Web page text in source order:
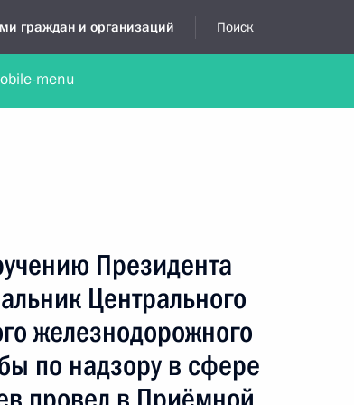
граждан и организаций Поиск
в устной форме
Президента
Центрального
железнодорожного
по надзору в сфере
menu